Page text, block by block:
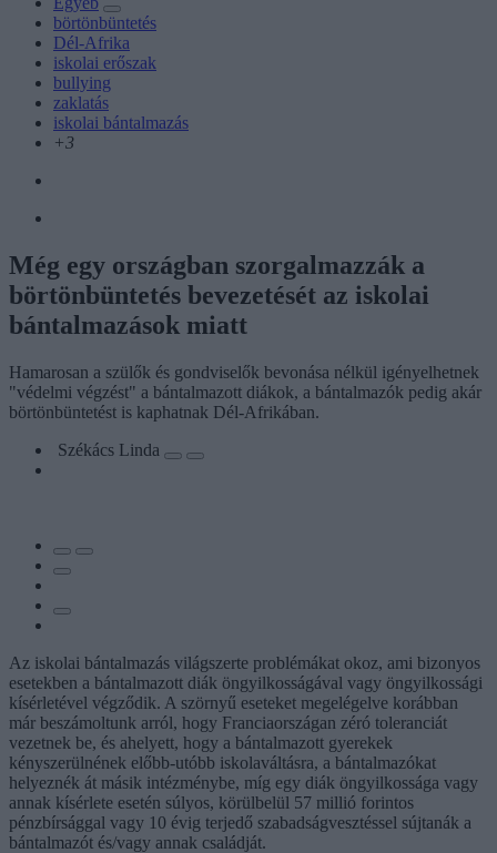
börtönbüntetés
Dél-Afrika
iskolai erőszak
bullying
zaklatás
iskolai bántalmazás
+3
Még egy országban szorgalmazzák a
börtönbüntetés bevezetését az iskolai
bántalmazások miatt
Hamarosan a szülők és gondviselők bevonása nélkül igényelhetnek
"védelmi végzést" a bántalmazott diákok, a bántalmazók pedig akár
börtönbüntetést is kaphatnak Dél-Afrikában.
Székács Linda
Az iskolai bántalmazás világszerte problémákat okoz, ami bizonyos
esetekben a bántalmazott diák öngyilkosságával vagy öngyilkossági
kísérletével végződik. A szörnyű eseteket megelégelve korábban
már beszámoltunk arról, hogy Franciaországan zéró toleranciát
vezetnek be, és ahelyett, hogy a bántalmazott gyerekek
kényszerülnének előbb-utóbb iskolaváltásra, a bántalmazókat
helyeznék át másik intézménybe, míg egy diák öngyilkossága vagy
annak kísérlete esetén súlyos, körülbelül 57 millió forintos
pénzbírsággal vagy 10 évig terjedő szabadságvesztéssel sújtanák a
bántalmazót és/vagy annak családját.